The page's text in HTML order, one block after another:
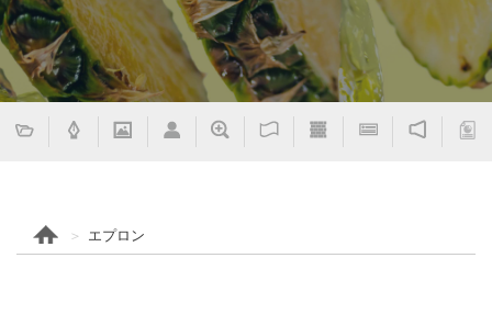
エプロン